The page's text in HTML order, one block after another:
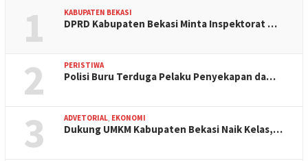
1 KABUPATEN BEKASI
DPRD Kabupaten Bekasi Minta Inspektorat …
2 PERISTIWA
Polisi Buru Terduga Pelaku Penyekapan da…
3 ADVETORIAL EKONOMI
Dukung UMKM Kabupaten Bekasi Naik Kelas,…